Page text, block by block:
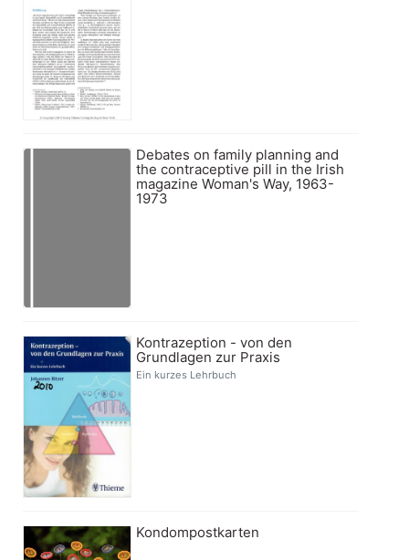
Debates on family planning and
the contraceptive pill in the Irish
magazine Woman's Way, 1963-
1973
Kontrazeption - von den
Grundlagen zur Praxis
Ein kurzes Lehrbuch
Kondompostkarten